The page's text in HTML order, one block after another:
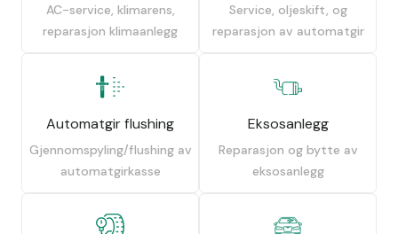
AC-service, klimarens,
reparasjon klimaanlegg
Service, oljeskift, og
reparasjon av automatgir
Automatgir flushing
Gjennomspyling/flushing av
automatgirkasse
Eksosanlegg
Reparasjon og bytte av
eksosanlegg